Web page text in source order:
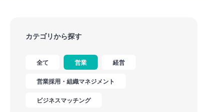
カテゴリから探す
全て 営業 経営
営業採用・組織マネジメント
ビジネスマッチング